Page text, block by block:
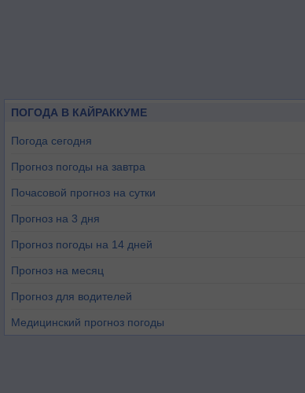
ПОГОДА В КАЙРАККУМЕ
Погода сегодня
Прогноз погоды на завтра
Почасовой прогноз на сутки
Прогноз на 3 дня
Прогноз погоды на 14 дней
Прогноз на месяц
Прогноз для водителей
Медицинский прогноз погоды